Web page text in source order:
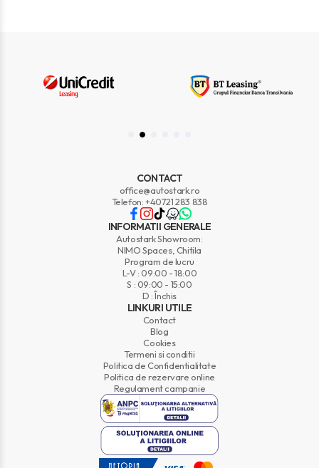
CONTACT
office@autostark.ro
Telefon: +40721 283 838
INFORMATII GENERALE
Autostark Showroom:
NIMO Spaces, Chitila
Program de lucru
L-V : 09:00 - 18:00
S : 09:00 - 15:00
D : Închis
LINKURI UTILE
Contact
Blog
Cookies
Termeni si conditii
Politica de Confidentialitate
Politica de rezervare online
Regulament campanie